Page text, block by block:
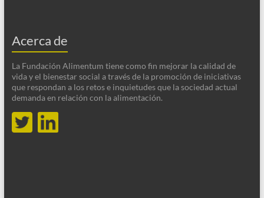
Acerca de
La Fundación Alimentum tiene como fin mejorar la calidad de
vida y el bienestar social a través de la promoción de iniciativas
que respondan a los retos e inquietudes que la sociedad actual
demanda en relación con la alimentación.